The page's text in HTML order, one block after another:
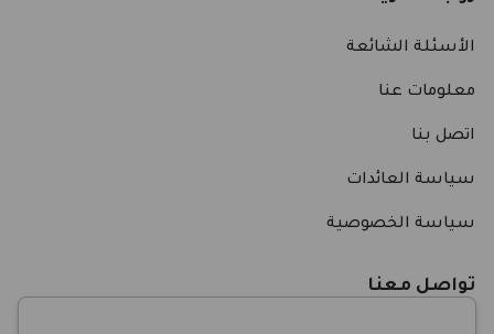
الأسئلة الشائعة
معلومات عنا
اتصل بنا
سياسة العائدات
سياسة الخصوصية
تواصل معنا